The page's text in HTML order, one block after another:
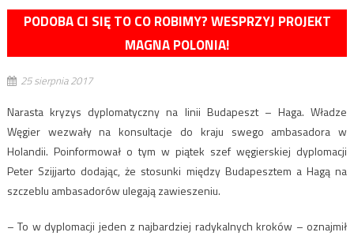
PODOBA CI SIĘ TO CO ROBIMY? WESPRZYJ PROJEKT
MAGNA POLONIA!
25 sierpnia 2017
Narasta kryzys dyplomatyczny na linii Budapeszt – Haga. Władze
Węgier wezwały na konsultacje do kraju swego ambasadora w
Holandii. Poinformował o tym w piątek szef węgierskiej dyplomacji
Peter Szijjarto dodając, że stosunki między Budapesztem a Hagą na
szczeblu ambasadorów ulegają zawieszeniu.
– To w dyplomacji jeden z najbardziej radykalnych kroków – oznajmił